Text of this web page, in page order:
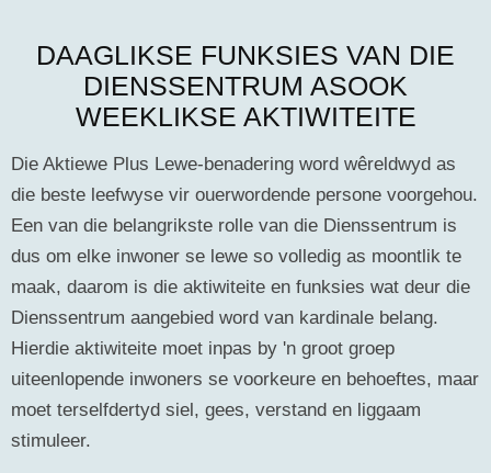
DAAGLIKSE FUNKSIES VAN DIE
DIENSSENTRUM ASOOK
WEEKLIKSE AKTIWITEITE
Die Aktiewe Plus Lewe-benadering word wêreldwyd as
die beste leefwyse vir ouerwordende persone voorgehou.
Een van die belangrikste rolle van die Dienssentrum is
dus om elke inwoner se lewe so volledig as moontlik te
maak, daarom is die aktiwiteite en funksies wat deur die
Dienssentrum aangebied word van kardinale belang.
Hierdie aktiwiteite moet inpas by 'n groot groep
uiteenlopende inwoners se voorkeure en behoeftes, maar
moet terselfdertyd siel, gees, verstand en liggaam
stimuleer.